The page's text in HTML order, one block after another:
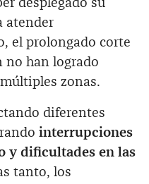
desplegado su
atender
el prolongado corte
no han logrado
zonas.
diferentes
interrupciones
y dificultades en las
tanto, los